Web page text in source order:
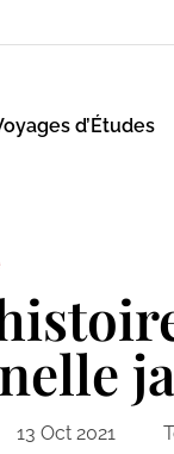
d’Études
13 Oct 2021